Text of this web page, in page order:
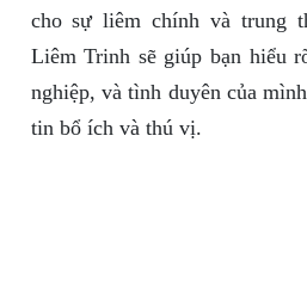
cho sự liêm chính và trung
Liêm Trinh sẽ giúp bạn hiểu
nghiệp, và tình duyên của
tin bổ ích và thú vị.